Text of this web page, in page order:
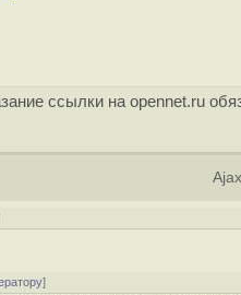
ссылки на opennet.ru
Ajax
]